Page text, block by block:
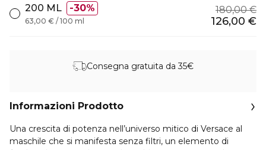
200 ML 30% 180,00 €
126,00 €
63,00 € / 100 ml
Consegna gratuita da 35€
Informazioni Prodotto
Una crescita di potenza nell’universo mitico di Versace al
maschile che si manifesta senza filtri, un elemento di